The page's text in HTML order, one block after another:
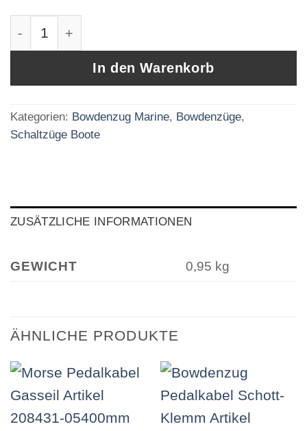
In den Warenkorb
Kategorien: Bowdenzug Marine, Bowdenzüge,
Schaltzüge Boote
ZUSÄTZLICHE INFORMATIONEN
GEWICHT 0,95 kg
ÄHNLICHE PRODUKTE